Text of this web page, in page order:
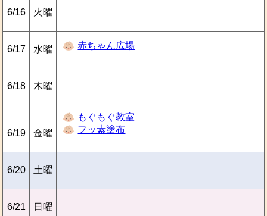
6/16 火曜
6/17 水曜 赤ちゃん広場
6/18 木曜
6/19 金曜
もぐもぐ教室
フッ素塗布
6/20 土曜
6/21 日曜